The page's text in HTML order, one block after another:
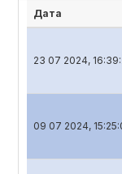
Дата
23 07 2024,
09 07 2024,